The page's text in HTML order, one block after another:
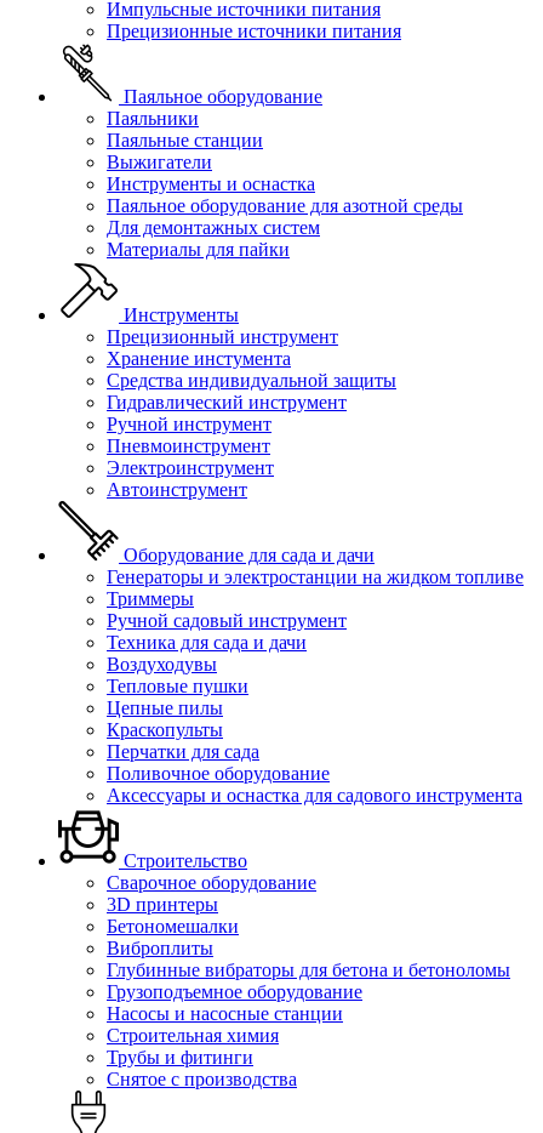
Импульсные источники питания
Прецизионные источники питания
Паяльное оборудование
Паяльники
Паяльные станции
Выжигатели
Инструменты и оснастка
Паяльное оборудование для азотной среды
Для демонтажных систем
Материалы для пайки
Инструменты
Прецизионный инструмент
Хранение инстумента
Средства индивидуальной защиты
Гидравлический инструмент
Ручной инструмент
Пневмоинструмент
Электроинструмент
Автоинструмент
Оборудование для сада и дачи
Генераторы и электростанции на жидком топливе
Триммеры
Ручной садовый инструмент
Техника для сада и дачи
Воздуходувы
Тепловые пушки
Цепные пилы
Краскопульты
Перчатки для сада
Поливочное оборудование
Аксессуары и оснастка для садового инструмента
Строительство
Сварочное оборудование
3D принтеры
Бетономешалки
Виброплиты
Глубинные вибраторы для бетона и бетоноломы
Грузоподъемное оборудование
Насосы и насосные станции
Строительная химия
Трубы и фитинги
Снятое с производства